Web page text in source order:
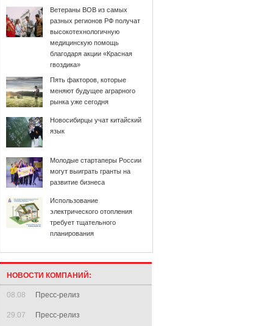
Ветераны ВОВ из самых
разных регионов РФ получат
высокотехнологичную
медицинскую помощь
благодаря акции «Красная
гвоздика»
Пять факторов, которые
меняют будущее аграрного
рынка уже сегодня
Новосибирцы учат китайский
язык
Молодые стартаперы России
могут выиграть гранты на
развитие бизнеса
Использование
электрического отопления
требует тщательного
планирования
НОВОСТИ КОМПАНИЙ:
08.08 Пресс-релиз
29.07 Пресс-релиз